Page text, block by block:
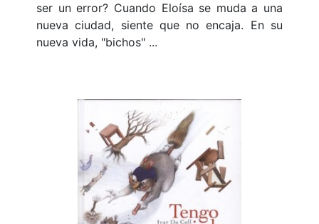
ser un error? Cuando Eloísa se muda a una
nueva ciudad, siente que no encaja. En su
nueva vida, "bichos" ...